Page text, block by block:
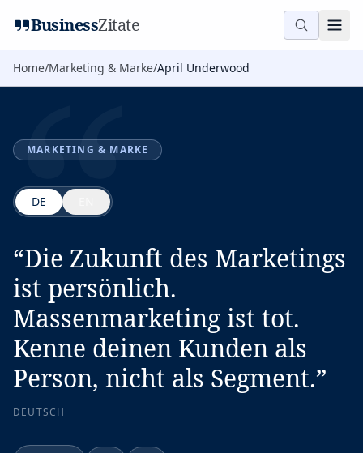
BusinessZitate
Home/Marketing & Marke/April Underwood
“
MARKETING & MARKE
DE
“Die Zukunft des Marketings
ist persönlich.
Massenmarketing ist tot.
Kenne deinen Kunden als
Person, nicht als Segment.”
DEUTSCH